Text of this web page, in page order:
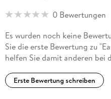
0 Bewertungen
Es wurden noch keine
Sie die erste Bewertung zu
helfen Sie damit anderen bei
Erste Bewertung schreiben